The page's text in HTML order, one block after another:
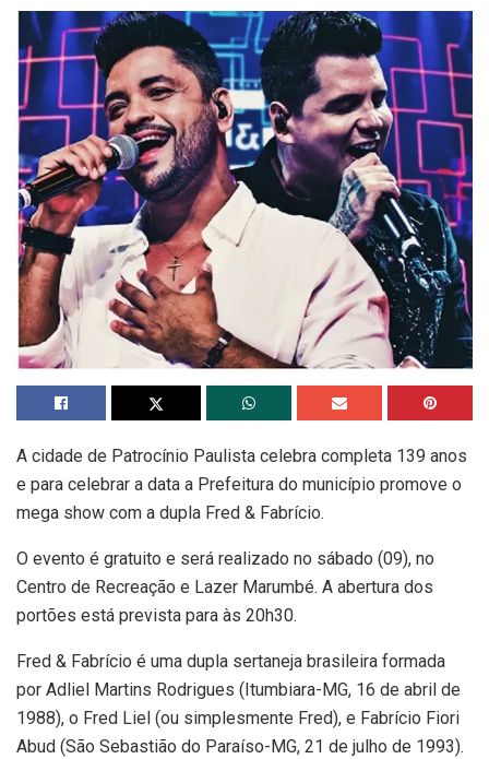
A cidade de Patrocínio Paulista celebra completa 139 anos
e para celebrar a data a Prefeitura do município promove o
mega show com a dupla Fred & Fabrício.
O evento é gratuito e será realizado no sábado (09), no
Centro de Recreação e Lazer Marumbé. A abertura dos
portões está prevista para às 20h30.
Fred & Fabrício é uma dupla sertaneja brasileira formada
por Adliel Martins Rodrigues (Itumbiara-MG, 16 de abril de
1988), o Fred Liel (ou simplesmente Fred), e Fabrício Fiori
Abud (São Sebastião do Paraíso-MG, 21 de julho de 1993).